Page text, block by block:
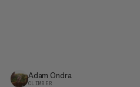
Adam Ondra
CLIMBER